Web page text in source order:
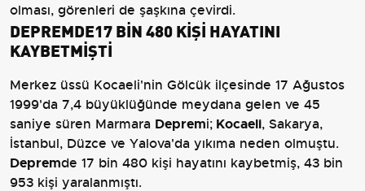
olması, görenleri de şaşkına çevirdi.
DEPREMDE17 BİN 480 KİŞİ HAYATINI
KAYBETMİŞTİ
Merkez üssü Kocaeli'nin Gölcük ilçesinde 17 Ağustos
1999'da 7,4 büyüklüğünde meydana gelen ve 45
saniye süren Marmara Depremi; Kocaeli, Sakarya,
İstanbul, Düzce ve Yalova'da yıkıma neden olmuştu.
Depremde 17 bin 480 kişi hayatını kaybetmiş, 43 bin
953 kişi yaralanmıştı.